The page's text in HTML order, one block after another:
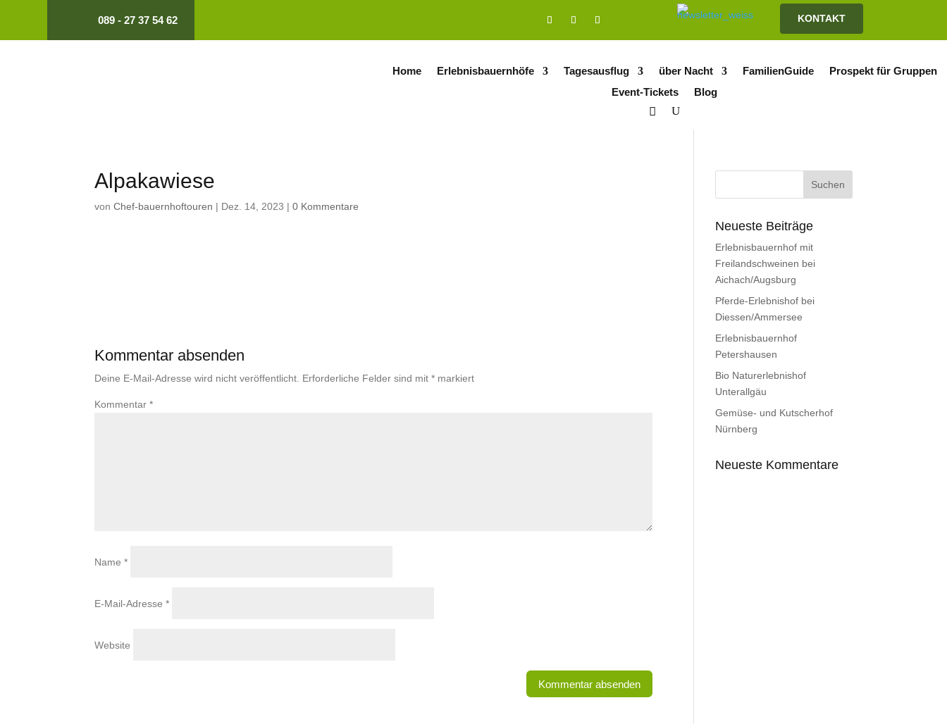
089 - 27 37 54 62 KONTAKT
Home Erlebnisbauernhöfe Tagesausflug über Nacht FamilienGuide
Prospekt für Gruppen
Event-Tickets
Blog
Alpakawiese
vonChef-bauernhoftouren | Dez. 14, 2023 |0 Kommentare
Kommentar absenden
Deine E-Mail-Adresse wird nicht veröffentlicht. Erforderliche Felder sind mit* markiert
Kommentar*
Name*
E-Mail-Adresse*
Website
Neueste Beiträge
Erlebnisbauernhof mit
Freilandschweinen bei
Aichach/Augsburg
Pferde-Erlebnishof bei
Diessen/Ammersee
Erlebnisbauernhof
Petershausen
Bio Naturerlebnishof
Unterallgäu
Gemüse- und Kutscherhof
Nürnberg
Neueste Kommentare